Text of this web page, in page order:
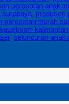
perosotan anak
surabaya, produsen
perosotan murah
kalimantan
, seluncuran anak